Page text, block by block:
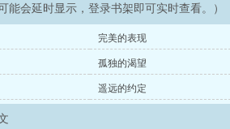
能会延时显示，登录书架即可实时查看。）
完美的表现
孤独的渴望
遥远的约定